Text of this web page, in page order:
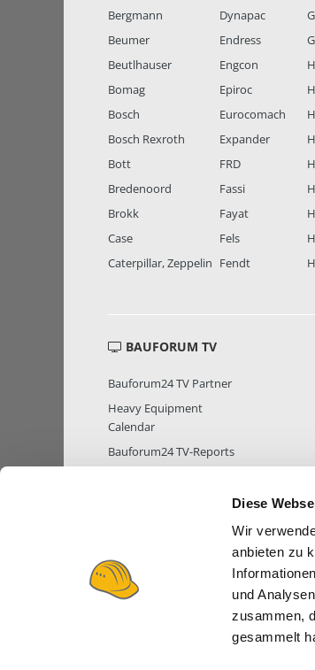
Diese
Wir
anbieten zu
und
zusammen,
gesammelt
Bergmann
Beumer
Beutlhauser
Bomag
Bosch
Bosch Rexroth
Bott
Bredenoord
Brokk
Case
Caterpillar, Zeppelin
Dynapac
Endress
Engcon
Epiroc
Eurocomach
Expander
FRD
Fassi
Fayat
Fels
Fendt
BAUFORUM TV
Bauforum24 TV Partner
Heavy Equipment
Calendar
Bauforum24 TV-Reports
MITGLIEDER STATISTIK